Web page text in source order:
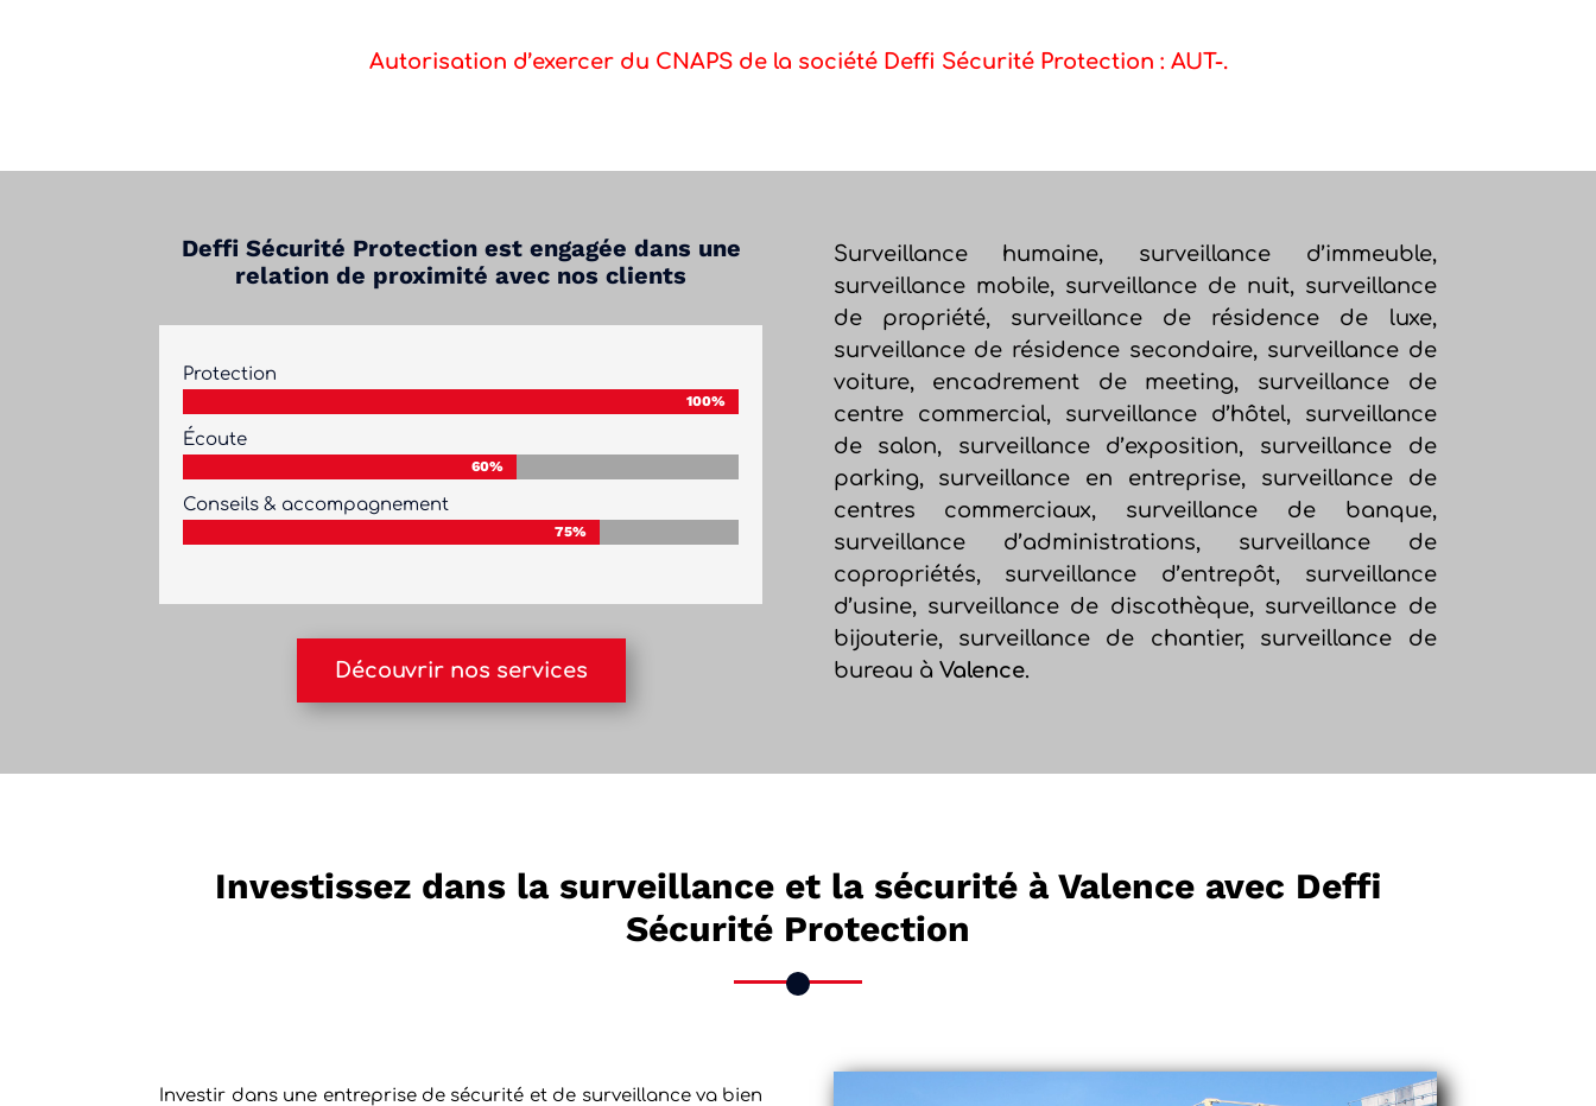
Autorisation d’exercer du CNAPS de la société Deffi Sécurité Protection : AUT-.
Deffi Sécurité Protection est engagée dans une
relation de proximité avec nos clients
Protection
100%
100%
Écoute
60%
60%
Conseils & accompagnement
75%
75%
Découvrir nos services
Surveillance humaine, surveillance d’immeuble,
surveillance mobile, surveillance de nuit, surveillance
de propriété, surveillance de résidence de luxe,
surveillance de résidence secondaire, surveillance de
voiture, encadrement de meeting, surveillance de
centre commercial, surveillance d’hôtel, surveillance
de salon, surveillance d’exposition, surveillance de
parking, surveillance en entreprise, surveillance de
centres commerciaux, surveillance de banque,
surveillance d’administrations, surveillance de
copropriétés, surveillance d’entrepôt, surveillance
d’usine, surveillance de discothèque, surveillance de
bijouterie, surveillance de chantier, surveillance de
bureau à Valence.
Investissez dans la surveillance et la sécurité à Valence avec Deffi
Sécurité Protection
Investir dans une entreprise de sécurité et de surveillance va bien